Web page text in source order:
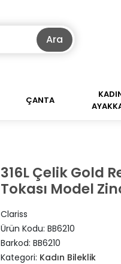
Ara
ÇANTA
316L Çelik Gold
Tokası Model
Clariss
Ürün Kodu: BB6210
Barkod: BB6210
Kategori: Kadın Bileklik